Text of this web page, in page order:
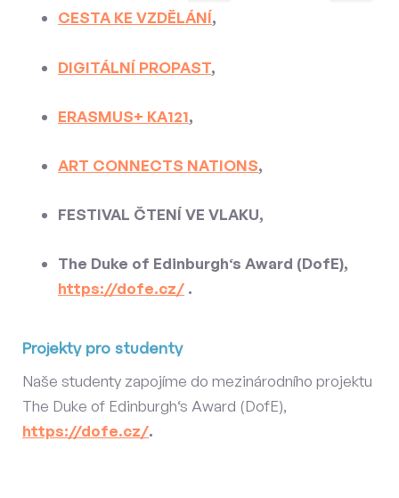
CESTA KE VZDĚLÁNÍ,
DIGITÁLNÍ PROPAST,
ERASMUS+ KA121,
ART CONNECTS NATIONS,
FESTIVAL ČTENÍ VE VLAKU,
The Duke of Edinburgh‘s Award (DofE),
https://dofe.cz/ .
Projekty pro studenty
Naše studenty zapojíme do mezinárodního projektu
The Duke of Edinburgh‘s Award (DofE),
https://dofe.cz/.